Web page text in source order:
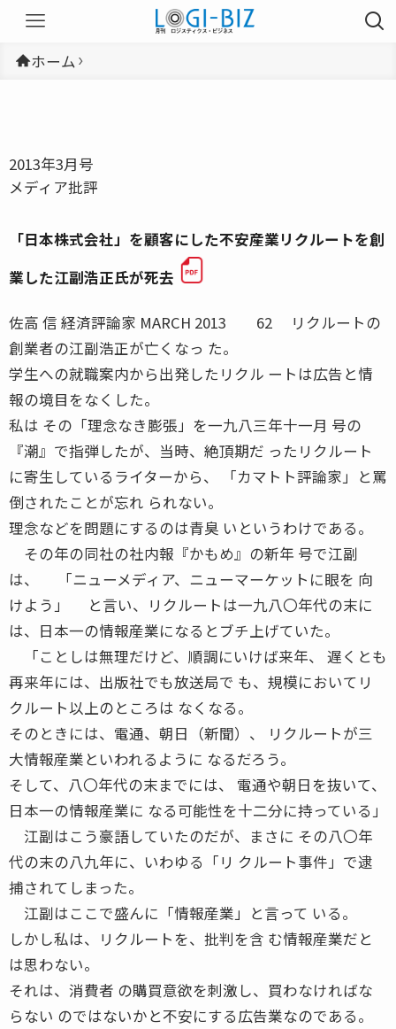
ホーム
2013年3月号
メディア批評
「日本株式会社」を顧客にした不安産業リクルートを創
業した江副浩正氏が死去
佐高 信 経済評論家 MARCH 2013 62 リクルートの
創業者の江副浩正が亡くなっ た。
学生への就職案内から出発したリクル ートは広告と情
報の境目をなくした。
私は その「理念なき膨張」を一九八三年十一月 号の
『潮』で指弾したが、当時、絶頂期だ ったリクルート
に寄生しているライターから、 「カマトト評論家」と罵
倒されたことが忘れ られない。
理念などを問題にするのは青臭 いというわけである。
その年の同社の社内報『かもめ』の新年 号で江副
は、 「ニューメディア、ニューマーケットに眼を 向
けよう」 と言い、リクルートは一九八〇年代の末に
は、日本一の情報産業になるとブチ上げていた。
「ことしは無理だけど、順調にいけば来年、 遅くとも
再来年には、出版社でも放送局で も、規模においてリ
クルート以上のところは なくなる。
そのときには、電通、朝日（新聞）、 リクルートが三
大情報産業といわれるように なるだろう。
そして、八〇年代の末までには、 電通や朝日を抜いて、
日本一の情報産業に なる可能性を十二分に持っている」
江副はこう豪語していたのだが、まさに その八〇年
代の末の八九年に、いわゆる「リ クルート事件」で逮
捕されてしまった。
江副はここで盛んに「情報産業」と言って いる。
しかし私は、リクルートを、批判を含 む情報産業だと
は思わない。
それは、消費者 の購買意欲を刺激し、買わなければな
らない のではないかと不安にする広告業なのである。